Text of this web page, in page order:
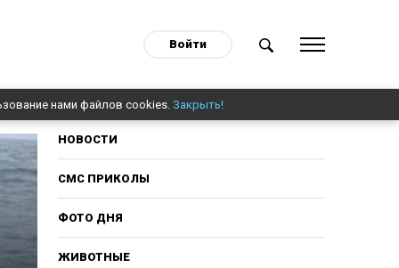
Войти
нами файлов cookies. Закрыть!
НОВОСТИ
СМС ПРИКОЛЫ
ФОТО ДНЯ
ЖИВОТНЫЕ